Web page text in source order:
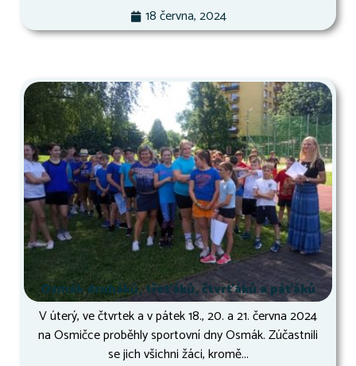
18 června, 2024
Osmák druháků, třeťáků, čtvrťáků a páťáků
V úterý, ve čtvrtek a v pátek 18., 20. a 21. června 2024
na Osmičce proběhly sportovní dny Osmák. Zúčastnili
se jich všichni žáci, kromě...